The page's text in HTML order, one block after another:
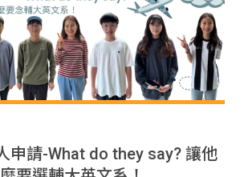
申請-What do they say? 讓他